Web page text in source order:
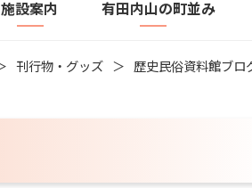
施設案内 有田内山の町並み
刊行物・グッズ
歴史民俗資料館ブロ